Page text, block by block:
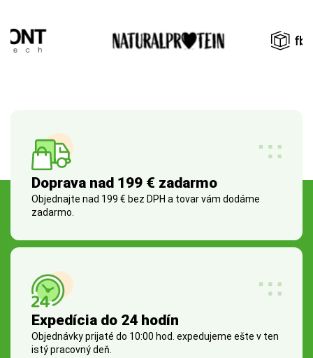
Doprava nad 199 € zadarmo
Objednajte nad 199 € bez DPH a tovar vám dodáme
zadarmo.
Expedícia do 24 hodín
Objednávky prijaté do 10:00 hod. expedujeme ešte v ten
istý pracovný deň.